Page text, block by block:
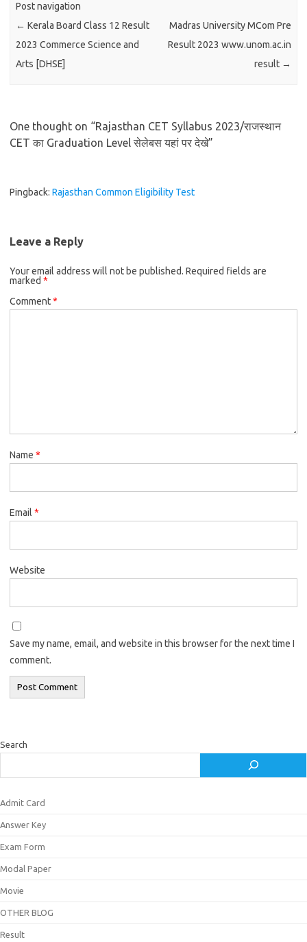
Post navigation
← Kerala Board Class 12 Result
2023 Commerce Science and
Arts [DHSE]
Madras University MCom Pre
Result 2023 www.unom.ac.in
result →
One thought on “Rajasthan CET Syllabus 2023/राजस्थान
CET का Graduation Level सेलेबस यहां पर देखे”
Pingback: Rajasthan Common Eligibility Test
Leave a Reply
Your email address will not be published. Required fields are
marked *
Comment*
Name *
Email *
Website
Save my name, email, and website in this browser for the next time I
comment.
Search
Admit Card
Answer Key
Exam Form
Modal Paper
Movie
OTHER BLOG
Result